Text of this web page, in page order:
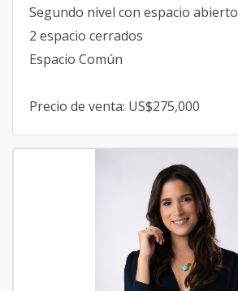
Segundo nivel con espacio abierto
2 espacio cerrados
Espacio Común
Precio de venta: US$275,000